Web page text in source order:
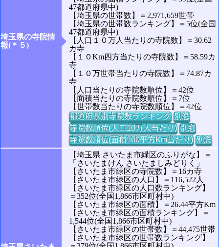
埼玉県の寺院情
報(＊５)
47都道府県中)
【埼玉県の世帯数】＝2,971,659世帯
【埼玉県の世帯数ランキング】＝5位(全国
47都道府県中)
【人口１０万人当たりの寺院数】＝30.62
カ寺
【１０Km四方当たりの寺院数】＝58.59カ
寺
【１０万世帯当たりの寺院数】＝74.87カ
寺
【人口当たりの寺院数順位】＝42位
【面積当たりの寺院数順位】＝7位
【世帯数当たりの寺院数順位】＝42位
都道府県別寺院数ランキング 別窓
寺院数順位(人口10万人当たり) 別窓
寺院数順位(面積100平方Km当たり) 別窓
【埼玉県 さいたま市緑区のふりがな】＝
「さいたまけん さいたましみどりく」
【さいたま市緑区の寺院数】＝16カ寺
【さいたま市緑区の人口】＝116,522人
【さいたま市緑区の人口数ランキング】
＝352位(全国1,866市区町村中)
【さいたま市緑区の面積】＝26.44平方Km
【さいたま市緑区の面積ランキング】＝
1,544位(全国1,866市区町村中)
【さいたま市緑区の世帯数】＝44,475世帯
【さいたま市緑区の世帯数ランキング】